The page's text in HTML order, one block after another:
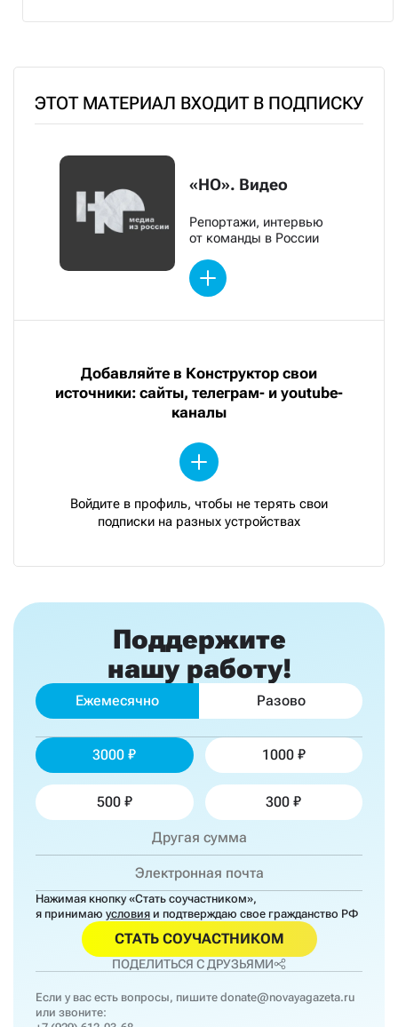
ЭТОТ МАТЕРИАЛ ВХОДИТ В ПОДПИСКУ
«НО». Видео
Репортажи, интервью
от команды в России
Добавляйте в Конструктор свои
источники: сайты, телеграм- и youtube-
каналы
Войдите в профиль, чтобы не терять свои
подписки на разных устройствах
Поддержите
нашу работу!
Ежемесячно Разово
3000 1000
500 300
Нажимая кнопку «Стать соучастником»,
я принимаю условия и подтверждаю свое гражданство РФ
СТАТЬ СОУЧАСТНИКОМ
ПОДЕЛИТЬСЯ С ДРУЗЬЯМИ
Если у вас есть вопросы, пишите donate@novayagazeta.ru
или звоните: